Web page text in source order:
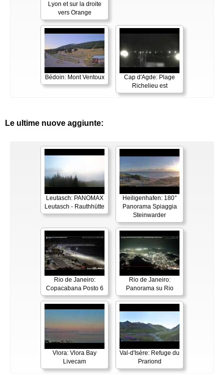
Lyon et sur la droite
vers Orange
Bédoin: Mont Ventoux
Cap d'Agde: Plage
Richelieu est
Le ultime nuove aggiunte:
Leutasch: PANOMAX
Leutasch - Rauthhütte
Heiligenhafen: 180°
Panorama Spiaggia
Steinwarder
Rio de Janeiro:
Copacabana Posto 6
Rio de Janeiro:
Panorama su Rio
Vlora: Vlora Bay
Livecam
Val-d'Isère: Refuge du
Prariond